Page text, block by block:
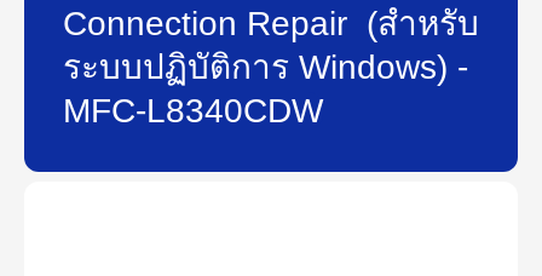
Connection Repair (สำหรับ
ระบบปฏิบัติการ Windows) -
MFC-L8340CDW